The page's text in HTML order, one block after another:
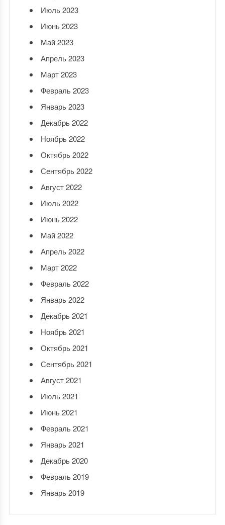
Июль 2023
Июнь 2023
Май 2023
Апрель 2023
Март 2023
Февраль 2023
Январь 2023
Декабрь 2022
Ноябрь 2022
Октябрь 2022
Сентябрь 2022
Август 2022
Июль 2022
Июнь 2022
Май 2022
Апрель 2022
Март 2022
Февраль 2022
Январь 2022
Декабрь 2021
Ноябрь 2021
Октябрь 2021
Сентябрь 2021
Август 2021
Июль 2021
Июнь 2021
Февраль 2021
Январь 2021
Декабрь 2020
Февраль 2019
Январь 2019